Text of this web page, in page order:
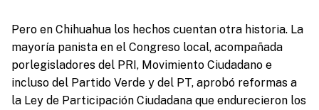
Pero en Chihuahua los hechos cuentan otra historia. La
mayoría panista en el Congreso local, acompañada
porlegisladores del PRI, Movimiento Ciudadano e
incluso del Partido Verde y del PT, aprobó reformas a
la Ley de Participación Ciudadana que endurecieron los